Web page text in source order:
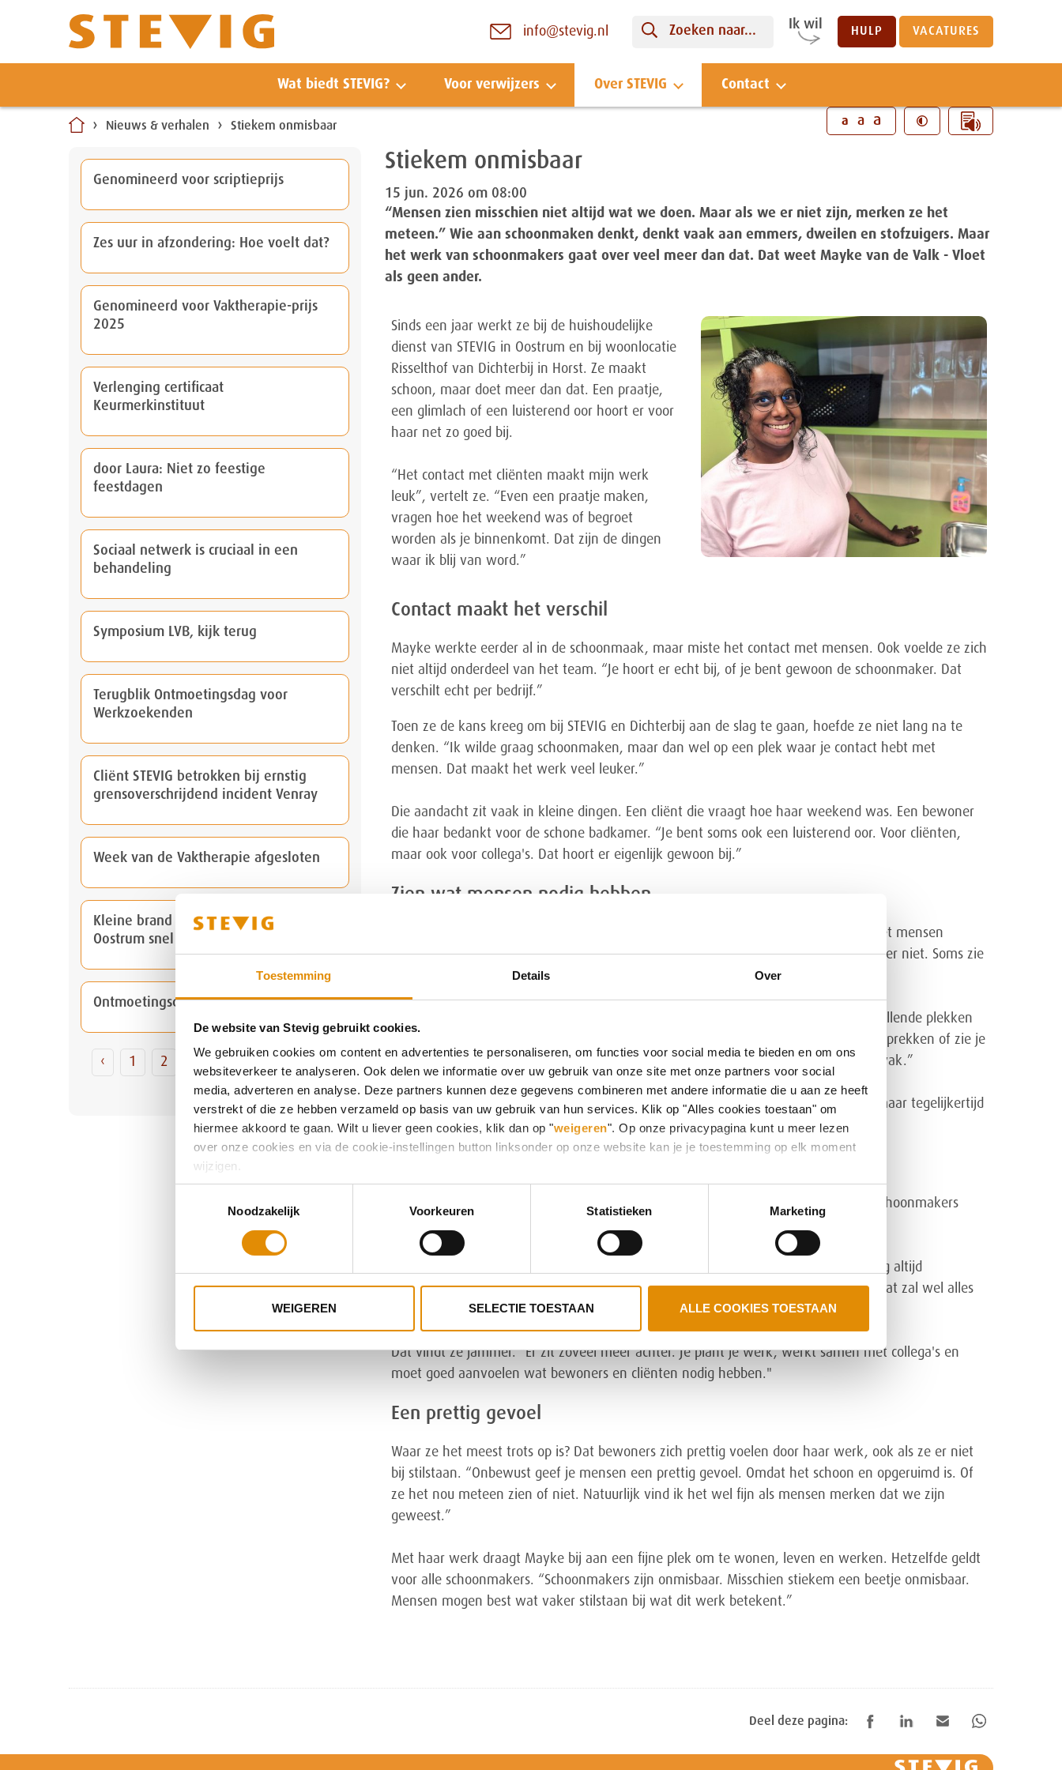
Toestemming Details Over
De website van Stevig gebruikt cookies.
We gebruiken cookies om content en advertenties te personaliseren, om functies voor social media te bieden en om ons
websiteverkeer te analyseren. Ook delen we informatie over uw gebruik van onze site met onze partners voor social
media, adverteren en analyse. Deze partners kunnen deze gegevens combineren met andere informatie die u aan ze heeft
verstrekt of die ze hebben verzameld op basis van uw gebruik van hun services. Klik op "Alles cookies toestaan" om
hiermee akkoord te gaan. Wilt u liever geen cookies, klik dan op "weigeren". Op onze privacypagina kunt u meer lezen
over onze cookies en via de cookie-instellingen button linksonder op onze website kan je je toestemming op elk moment
wijzigen.
Noodzakelijk
Voorkeuren Statistieken Marketing
WEIGEREN SELECTIE TOESTAAN ALLE COOKIES TOESTAAN
info@stevig.nl Zoeken naar... Ik wil HULP VACATURES
Wat biedt STEVIG? Voor verwijzers Over STEVIG Contact
a a a
Nieuws & verhalen Stiekem onmisbaar
Genomineerd voor scriptieprijs
Zes uur in afzondering: Hoe voelt dat?
Genomineerd voor Vaktherapie-prijs
2025
Verlenging certificaat
Keurmerkinstituut
door Laura: Niet zo feestige
feestdagen
Sociaal netwerk is cruciaal in een
behandeling
Symposium LVB, kijk terug
Terugblik Ontmoetingsdag voor
Werkzoekenden
Cliënt STEVIG betrokken bij ernstig
grensoverschrijdend incident Venray
Week van de Vaktherapie afgesloten
Kleine brand locatie De Schakel
Oostrum snel onder controle
Ontmoetingsdag voor Werkzoekenden
‹ 1 2
8
›
Stiekem onmisbaar
15 jun. 2026 om 08:00
“Mensen zien misschien niet altijd wat we doen. Maar als we er niet zijn, merken ze het
meteen.” Wie aan schoonmaken denkt, denkt vaak aan emmers, dweilen en stofzuigers. Maar
het werk van schoonmakers gaat over veel meer dan dat. Dat weet Mayke van de Valk - Vloet
als geen ander.
Sinds een jaar werkt ze bij de huishoudelijke
dienst van STEVIG in Oostrum en bij woonlocatie
Risselthof van Dichterbij in Horst. Ze maakt
schoon, maar doet meer dan dat. Een praatje,
een glimlach of een luisterend oor hoort er voor
haar net zo goed bij.
“Het contact met cliënten maakt mijn werk
leuk”, vertelt ze. “Even een praatje maken,
vragen hoe het weekend was of begroet
worden als je binnenkomt. Dat zijn de dingen
waar ik blij van word.”
Contact maakt het verschil
Mayke werkte eerder al in de schoonmaak, maar miste het contact met mensen. Ook voelde ze zich
niet altijd onderdeel van het team. “Je hoort er echt bij, of je bent gewoon de schoonmaker. Dat
verschilt echt per bedrijf.”
Toen ze de kans kreeg om bij STEVIG en Dichterbij aan de slag te gaan, hoefde ze niet lang na te
denken. “Ik wilde graag schoonmaken, maar dan wel op een plek waar je contact hebt met
mensen. Dat maakt het werk veel leuker.”
Die aandacht zit vaak in kleine dingen. Een cliënt die vraagt hoe haar weekend was. Een bewoner
die haar bedankt voor de schone badkamer. “Je bent soms ook een luisterend oor. Voor cliënten,
maar ook voor collega's. Dat hoort er eigenlijk gewoon bij.”
Zien wat mensen nodig hebben
Volgens Mayke vraagt het werk meer dan alleen schoonmaakvaardigheden. Je moet mensen
kunnen aanvoelen. “Je moet weten wanneer je een praatje kunt maken en wanneer niet. Soms zie
je dat iemand niet lekker in zijn vel zit. Dan moet je dat respecteren.”
Ook discretie hoort bij haar werk. Tijdens het schoonmaken komt ze op veel verschillende plekken
en vangt ze soms dingen op. “Je bent er wel, maar ook weer niet. Soms hoor je gesprekken of zie je
informatie liggen. Dan moet je weten wanneer je afstand houdt. Dat hoort bij het vak.”
Dat maakt het werk volgens haar veelzijdig. Je bent onderdeel van de omgeving, maar tegelijkertijd
werk je vaak op de achtergrond.
Waarom haar werk belangrijk is? Daar hoeft ze niet lang over na te denken. “Als schoonmakers
Toch wordt het werk soms als vanzelfsprekend gezien. Ook merkt Mayke dat er nog altijd
vooroordelen bestaan over het vak. “Mensen denken soms: je maakt schoon, dus dat zal wel alles
zijn wat je kunt.”
Dat vindt ze jammer. "Er zit zoveel meer achter. Je plant je werk, werkt samen met collega's en
moet goed aanvoelen wat bewoners en cliënten nodig hebben."
Een prettig gevoel
Waar ze het meest trots op is? Dat bewoners zich prettig voelen door haar werk, ook als ze er niet
bij stilstaan. “Onbewust geef je mensen een prettig gevoel. Omdat het schoon en opgeruimd is. Of
ze het nou meteen zien of niet. Natuurlijk vind ik het wel fijn als mensen merken dat we zijn
geweest.”
Met haar werk draagt Mayke bij aan een fijne plek om te wonen, leven en werken. Hetzelfde geldt
voor alle schoonmakers. “Schoonmakers zijn onmisbaar. Misschien stiekem een beetje onmisbaar.
Mensen mogen best wat vaker stilstaan bij wat dit werk betekent.”
Deel deze pagina:
Sluiten